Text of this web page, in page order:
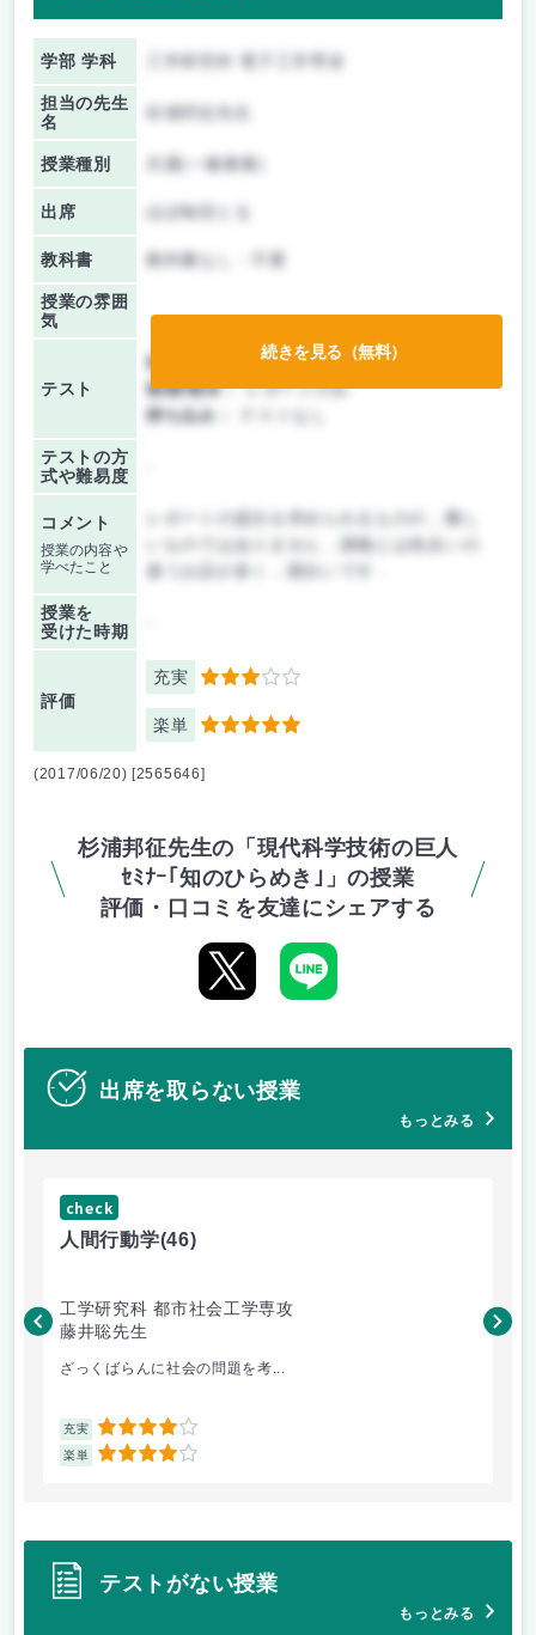
学部 学科
担当の先生
名
授業種別 共通(一般教養)
出席 ほぼ毎回とる
教科書 教科書なし・不要
授業の雰囲
気
テスト
前期/中間：
レポートのみ
後期/期末：レポートのみ
持ち込み：
テストの方
式や難易度
コメント
授業の内容や
学べたこと
いものではありません．講義とは色合いの
違うお話が多く，面白いです．
授業を
受けた時期
評価
充実 3
楽単 5
続きを見る（無料）
(2017/06/20) [2565646]
杉浦邦征先生の「現代科学技術の巨人
ｾﾐﾅｰ｢知のひらめき｣」の授業
評価・口コミを友達にシェアする
出席を取らない授業
もっとみる
check
人間行動学(46)
工学研究科 都市社会工学専攻
藤井聡先生
ざっくばらんに社会の問題を考...
充実 4
楽単 4
藤
テストがない授業
もっとみる